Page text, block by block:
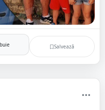
Salvează